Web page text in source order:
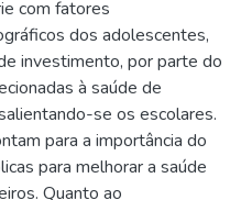
com fatores
dos adolescentes,
investimento, por parte do
à saúde de
se os escolares.
para a importância do
para melhorar a saúde
Quanto ao